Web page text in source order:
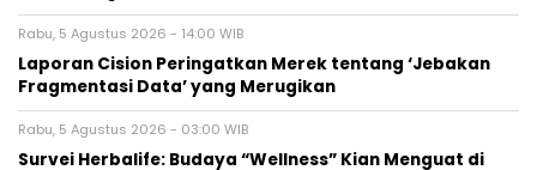
Rabu, 5 Agustus 2026 - 14:00 WIB
Laporan Cision Peringatkan Merek tentang ‘Jebakan
Fragmentasi Data’ yang Merugikan
Rabu, 5 Agustus 2026 - 03:00 WIB
Survei Herbalife: Budaya “Wellness” Kian Menguat di